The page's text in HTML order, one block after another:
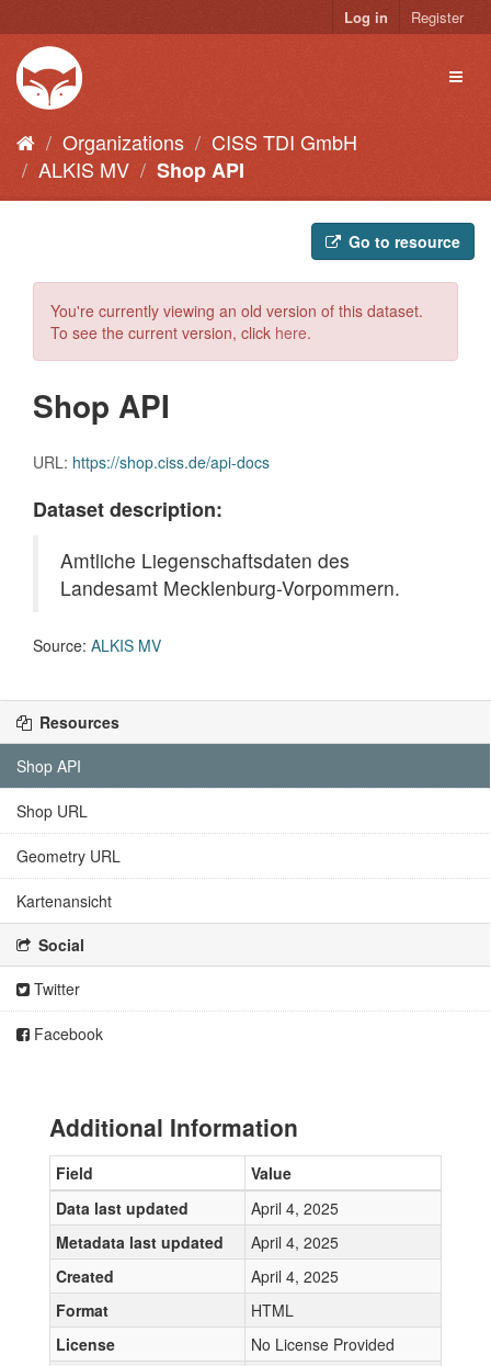
to
content
Log in Register
Organizations
CISS TDI GmbH
ALKIS MV
Shop API
Go to resource
You're currently viewing an old version of this dataset.
To see the current version, click here.
Shop API
URL: https://shop.ciss.de/api-docs
Dataset description:
Amtliche Liegenschaftsdaten des
Landesamt Mecklenburg-Vorpommern.
Source: ALKIS MV
Resources
Shop API
Shop URL
Geometry URL
Kartenansicht
Social
Twitter
Facebook
Additional Information
Field
Value
Data last updated
April 4, 2025
Metadata last updated
April 4, 2025
Created
April 4, 2025
Format
HTML
License
No License Provided